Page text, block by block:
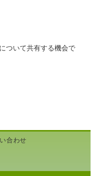
ついて共有する機会で
合わせ